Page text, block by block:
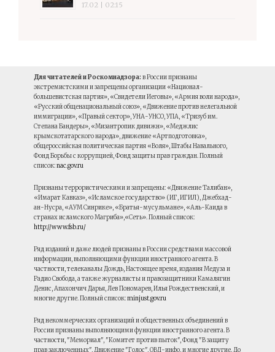
17.02 | 02:15
Для читателей и Роскомнадзора: в России признаны
экстремистскими и запрещены организации «Национал-
большевистская партия», «Свидетели Иеговы», «Армия воли народа»,
«Русский общенациональный союз», «Движение против нелегальной
иммиграции», «Правый сектор», УНА-УНСО, УПА, «Тризуб им.
Степана Бандеры», «Мизантропик дивижн», «Меджлис
крымскотатарского народа», движение «Артподготовка»,
общероссийская политическая партия «Воля», Штабы Навального,
Фонд Борьбы с коррупцией, Фонд защиты прав граждан. Полный
список:nac.gov.ru
Признаны террористическими и запрещены: «Движение Талибан»,
«Имарат Кавказ», «Исламское государство» (ИГ, ИГИЛ), Джебхад-
ан-Нусра, «АУМ Синрике», «Братья-мусульмане», «Аль-Каида в
странах исламского Магриба»,«Сеть». Полный список:
http://www.fsb.ru/
Ряд изданий и даже людей признаны в России средствами массовой
информации, выполняющими функции иностранного агента. В
частности, телеканалы Дождь, Настоящее время, издания Медуза и
Радио Свобода, а также журналисты и правозащитники Камалягин
Денис, Апахончич Дарья, Лев Пономарев, Илья Рождественский, и
многие другие. Полный список:minjust.gov.ru
Ряд некоммерческих организаций и общественных объединений в
России признаны выполняющими функции иностранного агента. В
частности, "Мемориал", "Комитет против пыток", Фонд "В защиту
прав заключенных", Движение "Голос", ОВД-инфо, и многие другие. До